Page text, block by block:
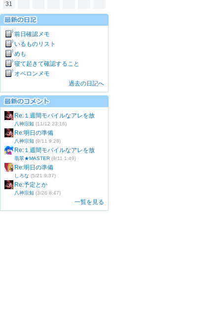
31
前日確認メモ
いるものリスト
めも
寝て起きて確認すること
オベロンメモ
過去の日記へ
Re:１週間モバイルなアレを放
八神宗知 (11/12 23:16)
Re:明日の準備
八神宗知 (9/11 9:28)
Re:１週間モバイルなアレを放
翡翠★MASTER (9/11 1:49)
Re:明日の準備
しろな (5/21 9:37)
Re:予定とか
八神宗知 (3/26 8:47)
一覧を見る